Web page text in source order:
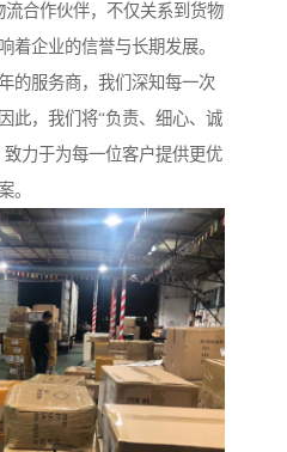
合作伙伴，不仅关系到货物
着企业的信誉与长期发展。
的服务商，我们深知每一次
此，我们将“负责、细心、诚
力于为每一位客户提供更优
。